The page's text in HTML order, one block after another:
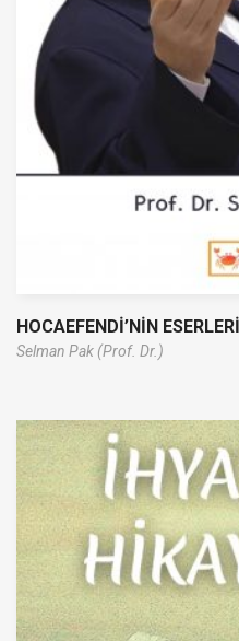
HOCAEFENDİ’NİN
Selman Pak (Prof. Dr.)